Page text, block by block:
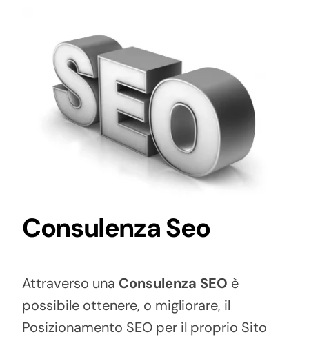
Consulenza Seo
Attraverso una Consulenza SEO è
possibile ottenere, o migliorare, il
Posizionamento SEO per il proprio Sito